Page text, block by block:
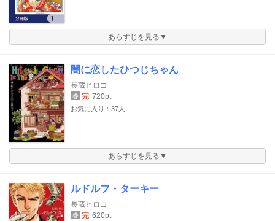
あらすじを見る▼
闇に恋したひつじちゃん
長蔵ヒロコ
巻 完 720pt
お気に入り：37人
あらすじを見る▼
ルドルフ・ターキー
長蔵ヒロコ
巻 完 620pt